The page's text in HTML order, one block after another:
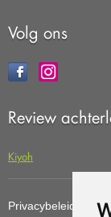
Volg ons
Review
Kiyoh
Privacybeleid